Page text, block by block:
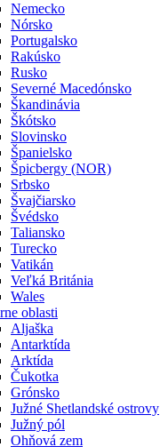
Nemecko
Nórsko
Portugalsko
Rakúsko
Rusko
Severné Macedónsko
Škandinávia
Škótsko
Slovinsko
Španielsko
Špicbergy (NOR)
Srbsko
Švajčiarsko
Švédsko
Taliansko
Turecko
Vatikán
Veľká Británia
Wales
oblasti
Aljaška
Antarktída
Arktída
Čukotka
Grónsko
Južné Shetlandské ostrovy
Južný pól
Ohňová zem